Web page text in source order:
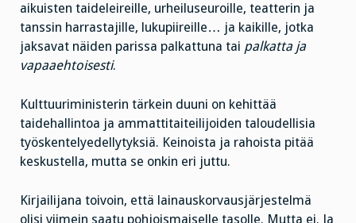
aikuisten taideleireille, urheiluseuroille, teatterin ja
tanssin harrastajille, lukupiireille… ja kaikille, jotka
jaksavat näiden parissa palkattuna tai palkatta ja
vapaaehtoisesti.
Kulttuuriministerin tärkein duuni on kehittää
taidehallintoa ja ammattitaiteilijoiden taloudellisia
työskentelyedellytyksiä. Keinoista ja rahoista pitää
keskustella, mutta se onkin eri juttu.
Kirjailijana toivoin, että lainauskorvausjärjestelmä
olisi viimein saatu pohjoismaiselle tasolle. Mutta ei. Ja